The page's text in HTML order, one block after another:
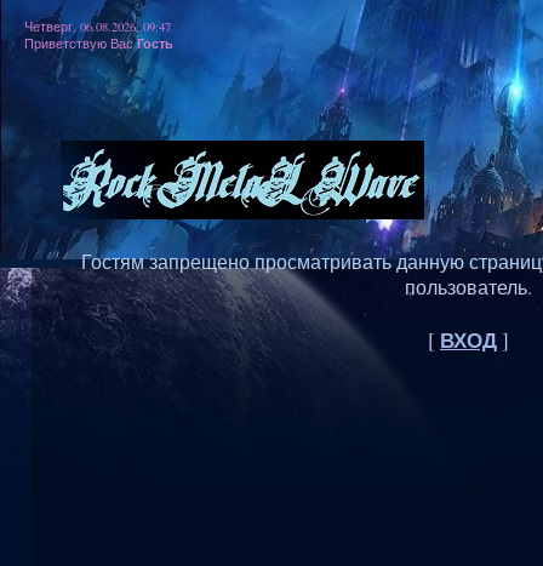
Четверг, 06.08.2026, 09:47
Приветствую Вас Гость
Гостям запрещено просматривать данную
пользователь.
[ ВХОД]